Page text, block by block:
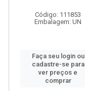
Código: 111853
Embalagem: UN
Faça seu login ou
cadastre-se para
ver preços e
comprar